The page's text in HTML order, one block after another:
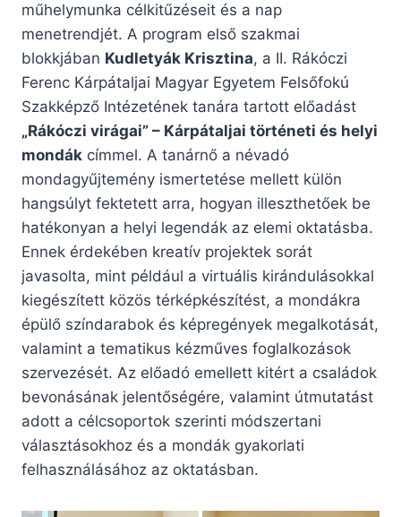
műhelymunka célkitűzéseit és a nap
menetrendjét. A program első szakmai
blokkjában Kudletyák Krisztina, a II. Rákóczi
Ferenc Kárpátaljai Magyar Egyetem Felsőfokú
Szakképző Intézetének tanára tartott előadást
„Rákóczi virágai” – Kárpátaljai történeti és helyi
mondák címmel. A tanárnő a névadó
mondagyűjtemény ismertetése mellett külön
hangsúlyt fektetett arra, hogyan illeszthetőek be
hatékonyan a helyi legendák az elemi oktatásba.
Ennek érdekében kreatív projektek sorát
javasolta, mint például a virtuális kirándulásokkal
kiegészített közös térképkészítést, a mondákra
épülő színdarabok és képregények megalkotását,
valamint a tematikus kézműves foglalkozások
szervezését. Az előadó emellett kitért a családok
bevonásának jelentőségére, valamint útmutatást
adott a célcsoportok szerinti módszertani
választásokhoz és a mondák gyakorlati
felhasználásához az oktatásban.